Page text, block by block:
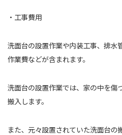
・工事費用
洗面台の設置作業や内装工事、排水
作業費などが含まれます。
洗面台の設置作業では、家の中を傷
搬入します。
また、元々設置されていた洗面台の